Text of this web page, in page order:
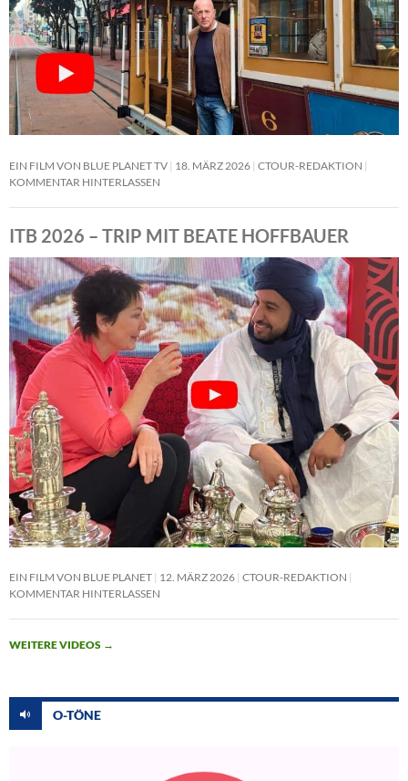
EIN FILM VON BLUE PLANET TV 18. MÄRZ 2026 CTOUR-REDAKTION
KOMMENTAR HINTERLASSEN
ITB 2026 – TRIP MIT BEATE HOFFBAUER
EIN FILM VON BLUE PLANET 12. MÄRZ 2026 CTOUR-REDAKTION
KOMMENTAR HINTERLASSEN
WEITERE VIDEOS →
O-TÖNE